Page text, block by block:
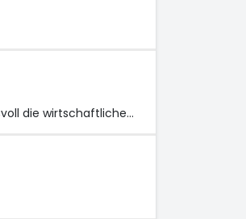
die wirtschaftliche…